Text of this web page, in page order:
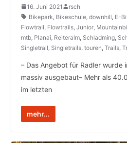
16. Juni 2021
rsch
Bikepark, Bikeschule, downhill, E-
Flowtrail, Flowtrails, Junior,
mtb, Planai, Reiteralm, Schladming,
Singletrail, Singletrails, touren, Trails,
– Das Angebot für Radler wurde
massiv ausgebaut– Mehr als
im letzten
mehr...